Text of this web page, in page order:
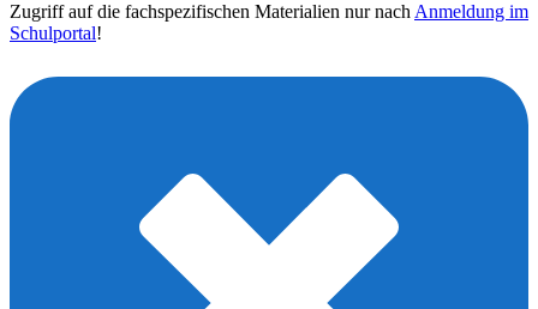
Zugriff auf die fachspezifischen Materialien nur nach Anmeldung im
Schulportal!